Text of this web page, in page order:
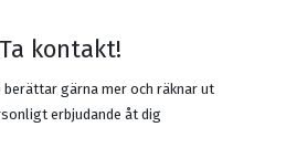
Ta kontakt!
gärna mer och räknar ut
erbjudande åt dig